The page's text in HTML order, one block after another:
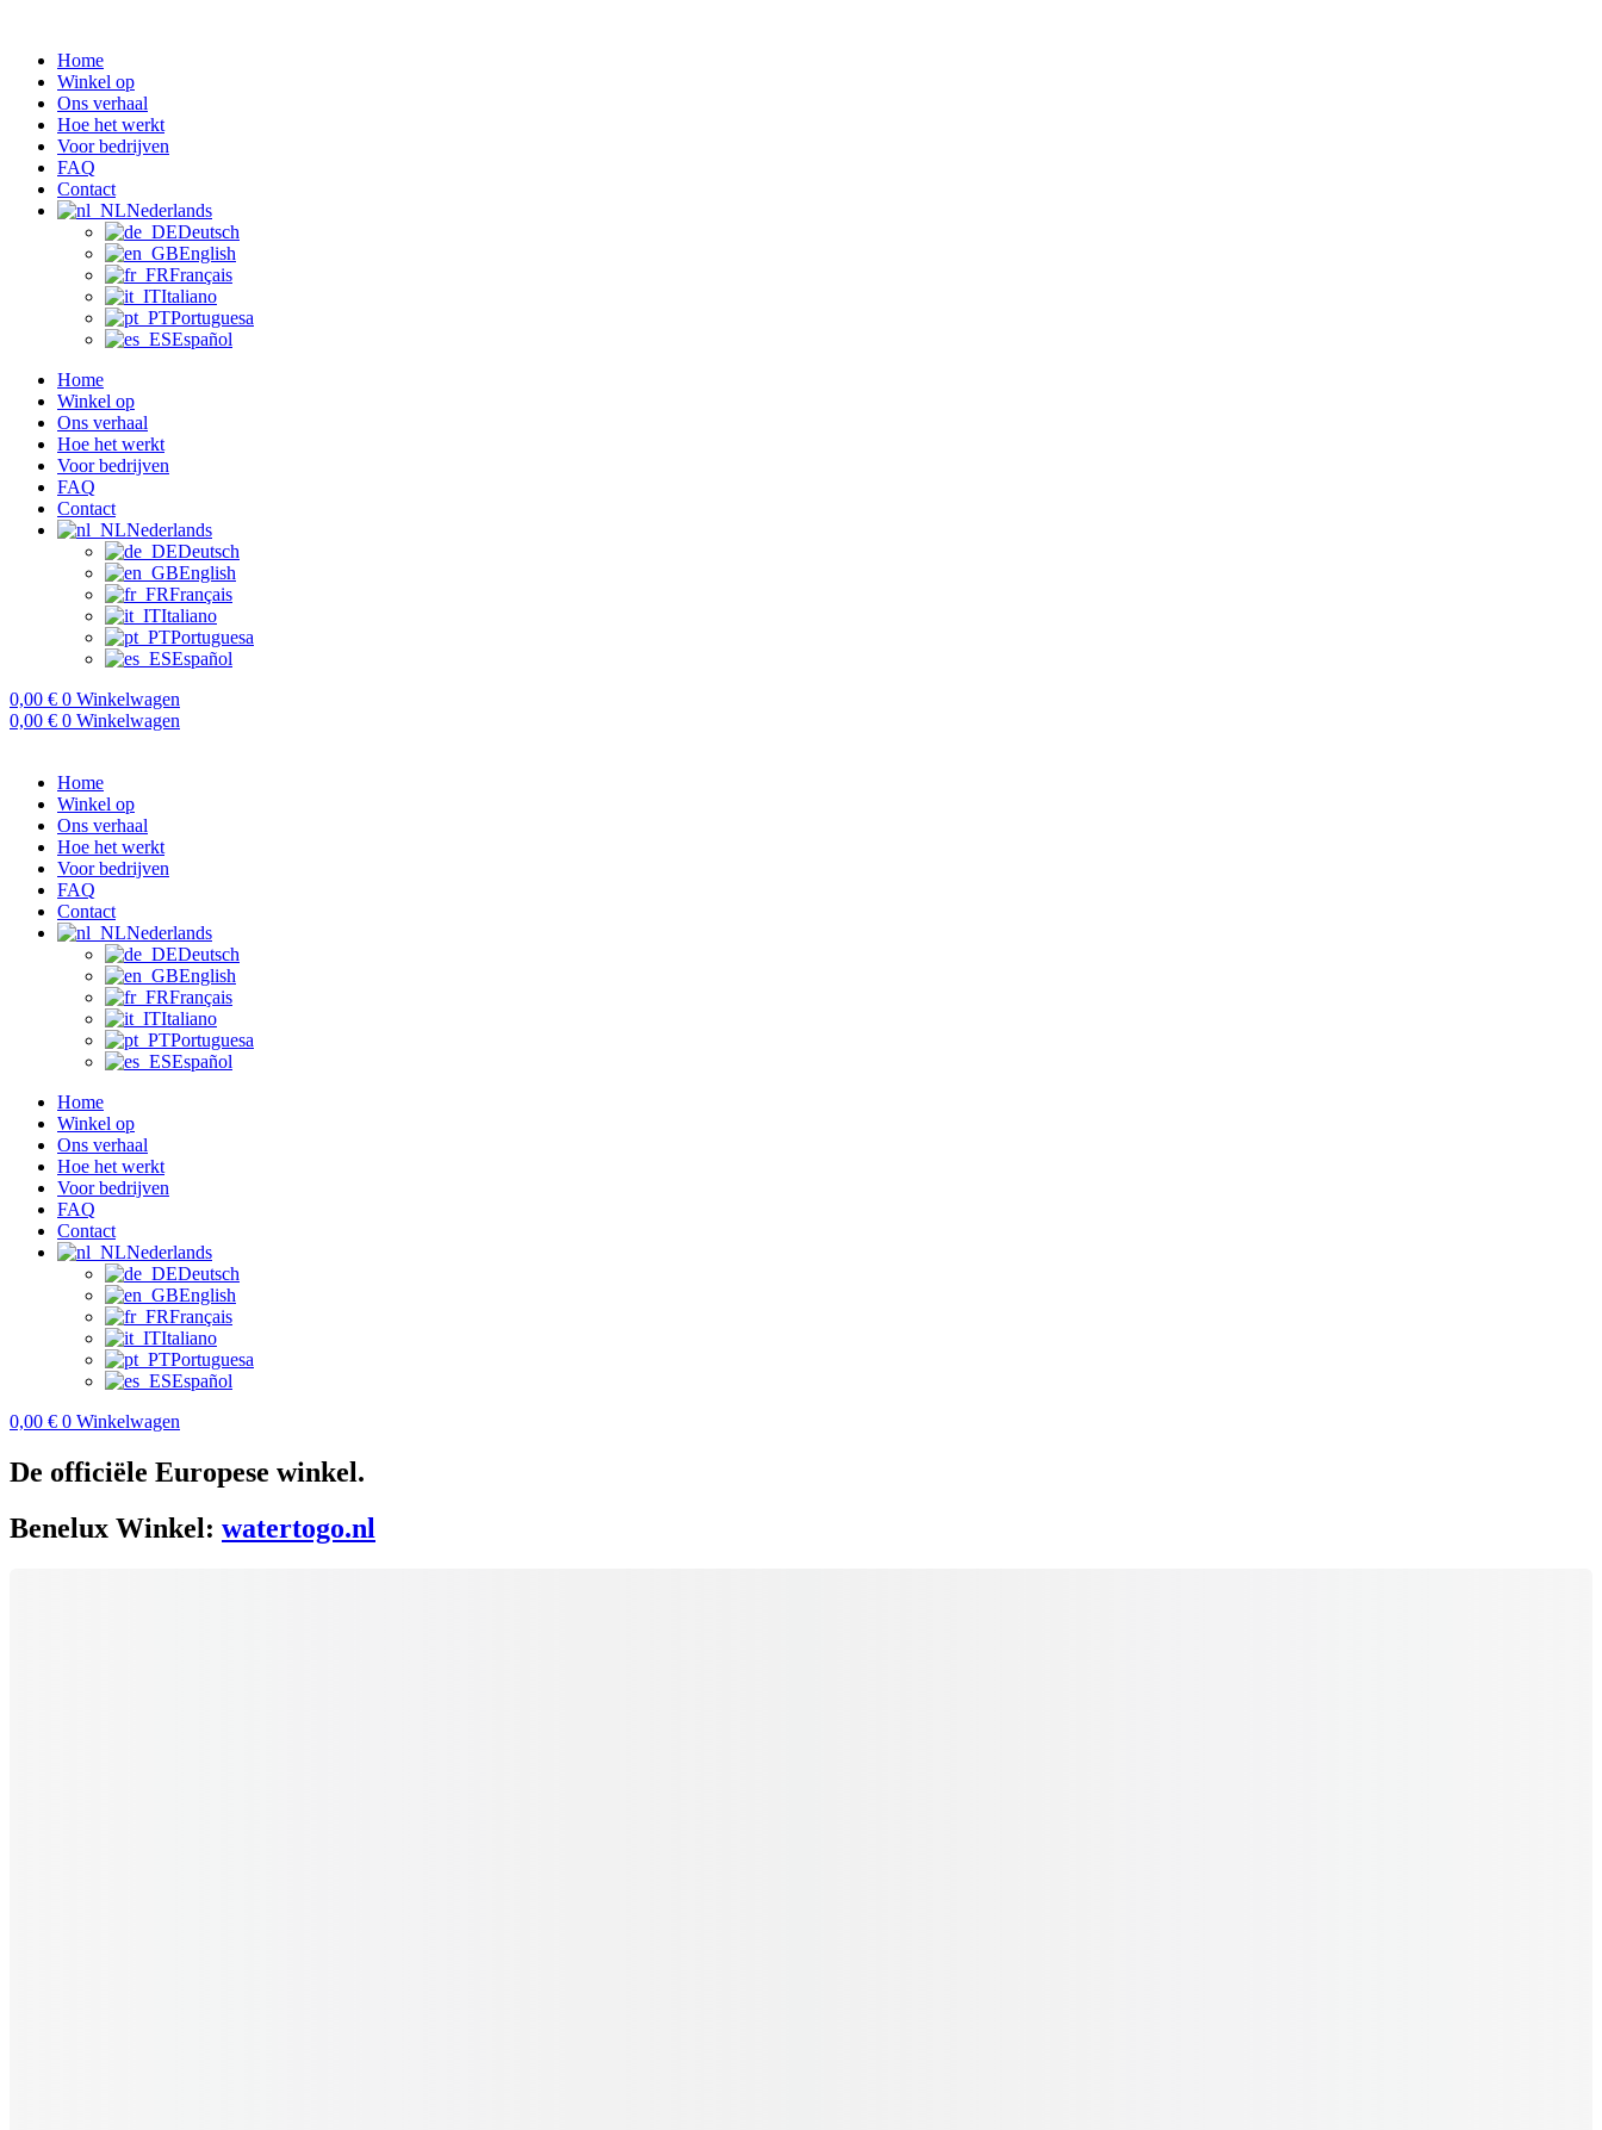
inhoud
Home
Winkel op
Ons verhaal
Hoe het werkt
Voor bedrijven
FAQ
Contact
Nederlands
Deutsch
English
Français
Italiano
Portuguesa
Español
Home
Winkel op
Ons verhaal
Hoe het werkt
Voor bedrijven
FAQ
Contact
Nederlands
Deutsch
English
Français
Italiano
Portuguesa
Español
0,00 € 0 Winkelwagen
0,00 € 0 Winkelwagen
Home
Winkel op
Ons verhaal
Hoe het werkt
Voor bedrijven
FAQ
Contact
Nederlands
Deutsch
English
Français
Italiano
Portuguesa
Español
Home
Winkel op
Ons verhaal
Hoe het werkt
Voor bedrijven
FAQ
Contact
Nederlands
Deutsch
English
Français
Italiano
Portuguesa
Español
0,00 € 0 Winkelwagen
De officiële Europese winkel.
Benelux Winkel: watertogo.nl